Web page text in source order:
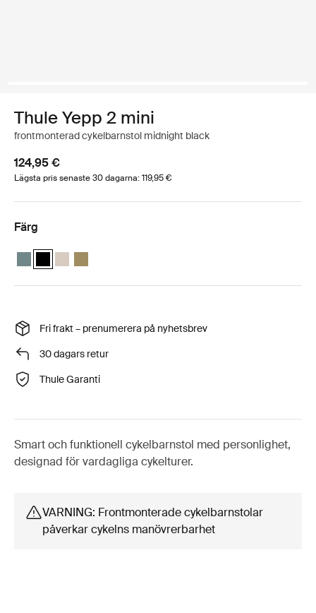
Thule Yepp 2 mini
frontmonterad cykelbarnstol midnight black
124,95 €
Lägsta pris senaste 30 dagarna: 119,95 €
Färg
Thule Yepp 2 mini Mellanblå
Thule Yepp 2 mini Midnattsvart (selected)
Thule Yepp 2 mini Mjuk sand
Thule Yepp 2 mini Nutriagrön
Fri frakt – prenumerera på nyhetsbrev
30 dagars retur
Thule Garanti
Smart och funktionell cykelbarnstol med personlighet,
designad för vardagliga cykelturer.
VARNING: Frontmonterade cykelbarnstolar
påverkar cykelns manövrerbarhet